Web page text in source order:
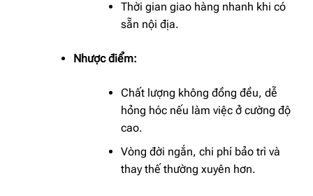
Thời gian giao hàng nhanh khi có
sẵn nội địa.
Nhược điểm:
Chất lượng không đồng đều, dễ
hỏng hóc nếu làm việc ở cường độ
cao.
Vòng đời ngắn, chi phí bảo trì và
thay thế thường xuyên hơn.